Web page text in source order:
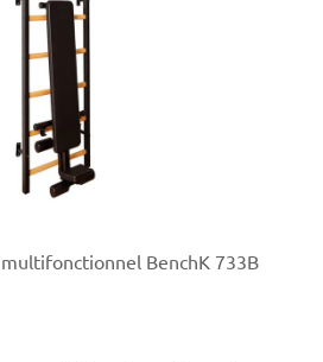
BenchK 733B